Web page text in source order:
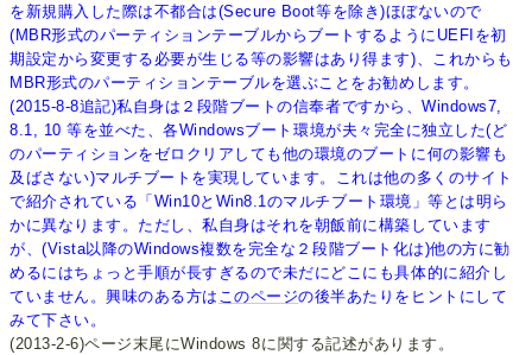
を新規購入した際は不都合は(Secure Boot等を除き)ほぼないので
(MBR形式のパーティションテーブルからブートするようにUEFIを初
期設定から変更する必要が生じる等の影響はあり得ます)、これからも
MBR形式のパーティションテーブルを選ぶことをお勧めします。
(2015-8-8追記)私自身は２段階ブートの信奉者ですから、Windows7,
8.1, 10 等を並べた、各Windowsブート環境が夫々完全に独立した(ど
のパーティションをゼロクリアしても他の環境のブートに何の影響も
及ばさない)マルチブートを実現しています。これは他の多くのサイト
で紹介されている「Win10とWin8.1のマルチブート環境」等とは明ら
かに異なります。ただし、私自身はそれを朝飯前に構築しています
が、(Vista以降のWindows複数を完全な２段階ブート化は)他の方に勧
めるにはちょっと手順が長すぎるので未だにどこにも具体的に紹介し
ていません。興味のある方は このページの後半あたりをヒントにして
みて下さい。
(2013-2-6)ページ末尾にWindows 8に関する記述があります。